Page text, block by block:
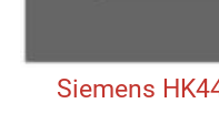
Siemens